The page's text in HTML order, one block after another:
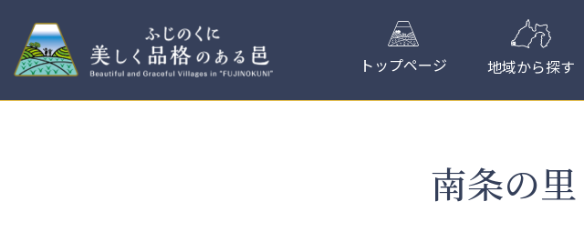
トップページ 地域から探す
南条の里